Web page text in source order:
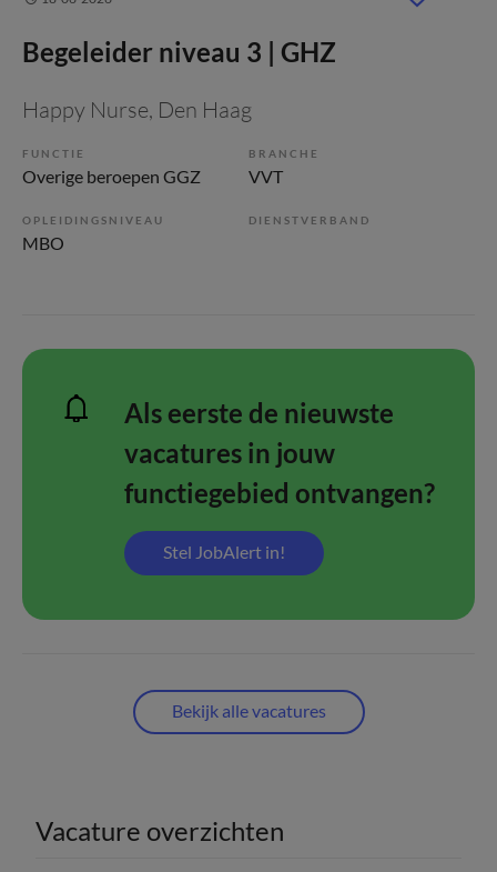
Begeleider niveau 3 | GHZ
Happy Nurse, Den Haag
FUNCTIE
Overige beroepen GGZ
BRANCHE
VVT
OPLEIDINGSNIVEAU
MBO
DIENSTVERBAND
Als eerste de nieuwste
vacatures in jouw
functiegebied ontvangen?
Stel JobAlert in!
Bekijk alle vacatures
Vacature overzichten